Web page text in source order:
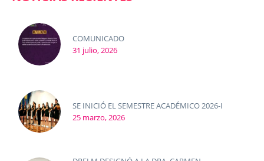
COMUNICADO
31 julio, 2026
SE INICIÓ EL SEMESTRE ACADÉMICO 2026-I
25 marzo, 2026